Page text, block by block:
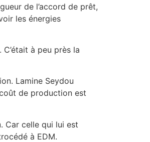
de l’accord de prêt,
les énergies
à peu près la
Lamine Seydou
de production est
Car celle qui lui est
à EDM.